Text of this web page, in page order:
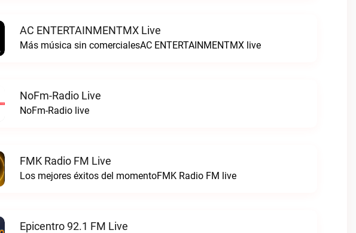
AC ENTERTAINMENTMX Live
Más música sin comercialesAC ENTERTAINMENTMX live
NoFm-Radio Live
NoFm-Radio live
FMK Radio FM Live
Los mejores éxitos del momentoFMK Radio FM live
Epicentro 92.1 FM Live